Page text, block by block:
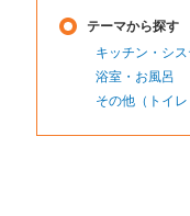
テーマから探す
キッチン・シ
浴室・お風呂
その他（トイ